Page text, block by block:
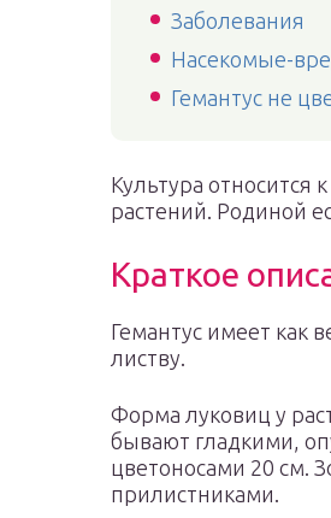
Заболевания
Насекомые-
Гемантус не
Культура относится
растений. Родиной
Краткое
Гемантус имеет как
листву.
Форма луковиц у
бывают гладкими,
цветоносами 20 см.
прилистниками.